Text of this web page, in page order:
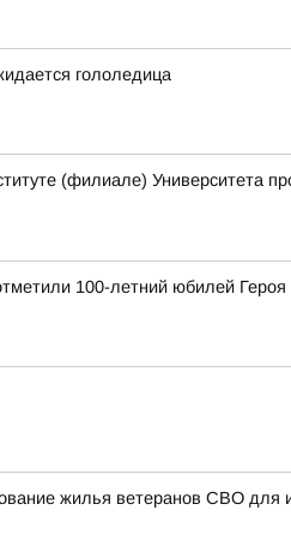
гололедица
(филиале) Университета
100-летний юбилей Героя
жилья ветеранов СВО для